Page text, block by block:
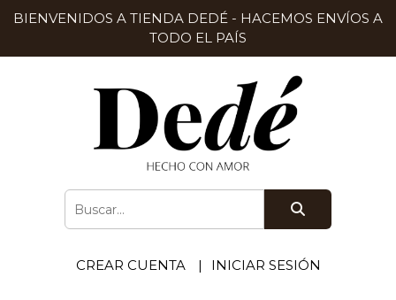
BIENVENIDOS A TIENDA DEDÉ - HACEMOS ENVÍOS A
TODO EL PAÍS
CREAR CUENTA INICIAR SESIÓN